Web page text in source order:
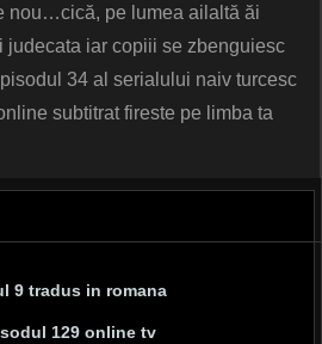
nou…cică, pe lumea ailaltă ăi
judecata iar copiii se zbenguiesc
34 al serialului naiv turcesc
subtitrat fireste pe limba ta
9 tradus in romana
129 online tv